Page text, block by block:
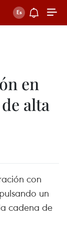
en
alta
con
un
cadena de